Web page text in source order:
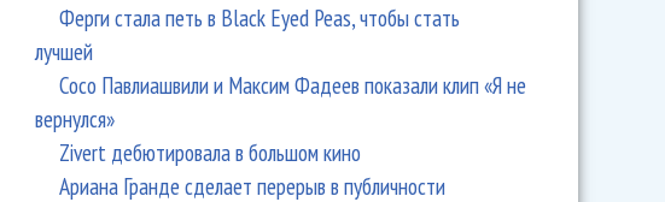
Ферги стала петь в Black Eyed Peas, чтобы стать
лучшей
Сосо Павлиашвили и Максим Фадеев показали клип «Я не
вернулся»
Zivert дебютировала в большом кино
Ариана Гранде сделает перерыв в публичности